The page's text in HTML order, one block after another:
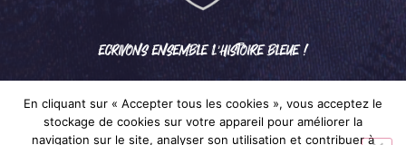
ECRIVONS ENSEMBLE L'HISTOIRE BLEUE !
En cliquant sur « Accepter tous les cookies », vous acceptez le
stockage de cookies sur votre appareil pour améliorer la
navigation sur le site, analyser son utilisation et contribuer à